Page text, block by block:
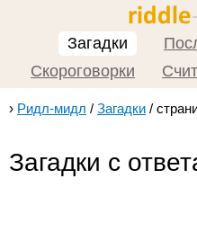
Загадки
Скороговорки
› Ридл-мидл / Загадки /
Загадки с